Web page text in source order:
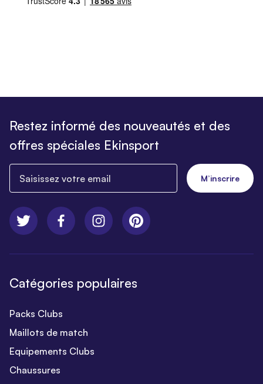
Restez informé des nouveautés et des
offres spéciales Ekinsport
M’inscrire
Catégories populaires
Packs Clubs
Maillots de match
Equipements Clubs
Chaussures